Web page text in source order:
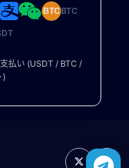
BTCBTC
払い (USDT / BTC /
)